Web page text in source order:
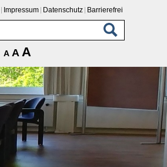
Impressum Datenschutz Barrierefrei
A A A